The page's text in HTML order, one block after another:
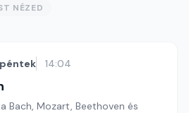
NÉZED
péntek 14:04
Bach, Mozart, Beethoven és